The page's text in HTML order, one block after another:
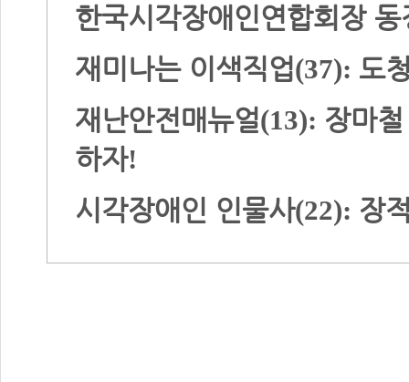
한국시각장애인연합회장 동
재미나는 이색직업(37): 도
재난안전매뉴얼(13): 장마
하자!
시각장애인 인물사(22): 장